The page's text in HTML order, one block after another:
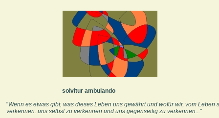
solvitur ambulando
"Wenn es etwas gibt, was dieses Leben uns gewährt und wofür wir, vom
verkennen: uns selbst zu verkennen und uns gegenseitig zu verkennen..."